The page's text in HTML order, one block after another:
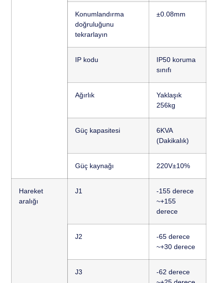
Konumlandırma
doğruluğunu
tekrarlayın
±0.08mm
IP kodu
IP50 koruma
sınıfı
Ağırlık
Yaklaşık
256kg
Güç kapasitesi
6KVA
(Dakikalık)
Güç kaynağı 220V±10%
Hareket
aralığı
J1
-155 derece
~+155
derece
J2
-65 derece
~+30 derece
J3
-62 derece